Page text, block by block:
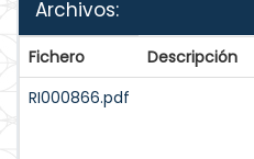
Archivos:
Fichero Descripción
RI000866.pdf